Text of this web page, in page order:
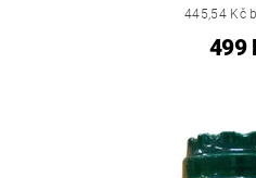
445,54 Kč
499